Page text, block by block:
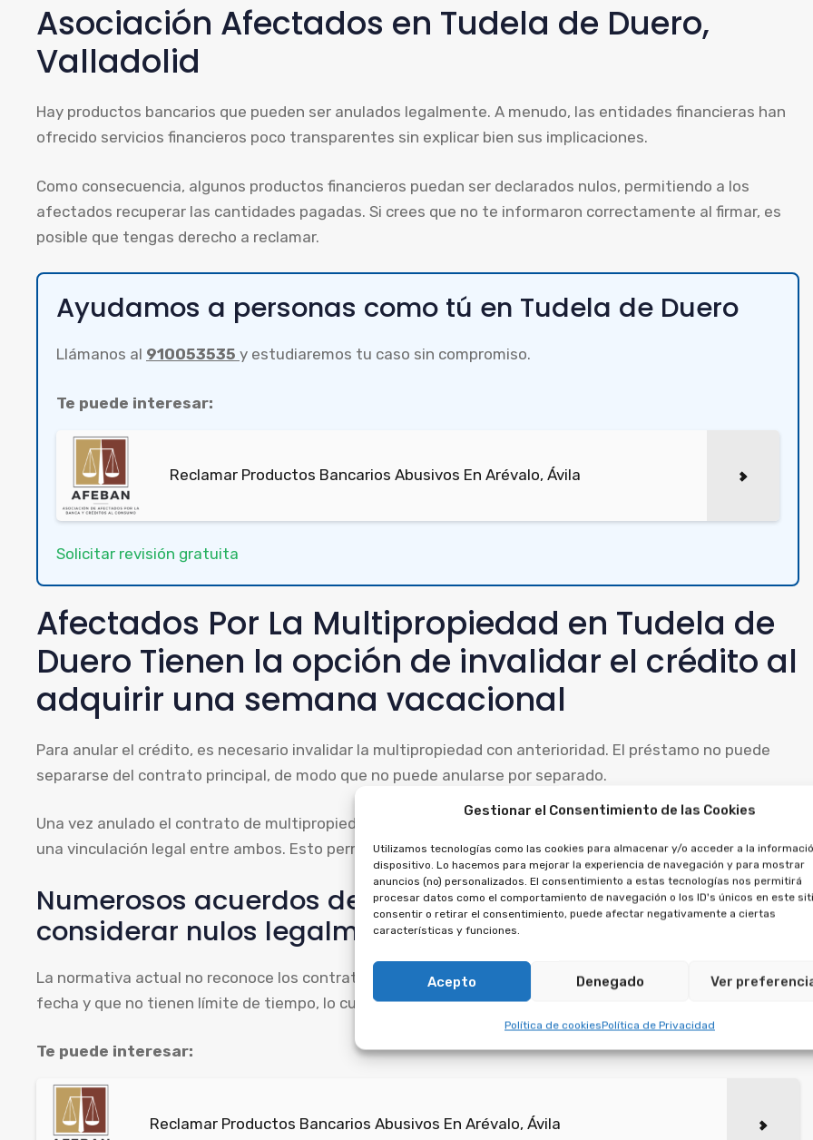
Gestionar el Consentimiento de las Cookies
Utilizamos tecnologías como las cookies para almacenar y/o acceder a la
dispositivo. Lo hacemos para mejorar la experiencia de navegación y para mostrar
anuncios (no) personalizados. El consentimiento a estas tecnologías nos permitirá
procesar datos como el comportamiento de navegación o los ID's únicos en este
consentir o retirar el consentimiento, puede afectar negativamente a ciertas
características y funciones.
Acepto Denegado Ver
Política de cookiesPolítica de Privacidad
Asociación Afectados en Tudela de Duero,
Valladolid
Hay productos bancarios que pueden ser anulados legalmente. A menudo, las entidades financieras han
ofrecido servicios financieros poco transparentes sin explicar bien sus implicaciones.
Como consecuencia, algunos productos financieros puedan ser declarados nulos, permitiendo a los
afectados recuperar las cantidades pagadas. Si crees que no te informaron correctamente al firmar, es
posible que tengas derecho a reclamar.
Ayudamos a personas como tú en Tudela de Duero
Llámanos al 910053535 y estudiaremos tu caso sin compromiso.
Te puede interesar:
Reclamar Productos Bancarios Abusivos En Arévalo, Ávila
Solicitar revisión gratuita
Afectados Por La Multipropiedad en Tudela de
Duero Tienen la opción de invalidar el crédito al
adquirir una semana vacacional
Para anular el crédito, es necesario invalidar la multipropiedad con anterioridad. El préstamo no puede
separarse del contrato principal, de modo que no puede anularse por separado.
Una vez anulado el contrato de multipropiedad, puedes pedir que se cancele el préstamo, porque existe
una vinculación legal entre ambos. Esto permite reclamar el dinero abonado, por ambos contratos.
Numerosos acuerdos de multipropiedad se pueden
considerar nulos legalmente.
La normativa actual no reconoce los contratos de multipropiedad que se firmaron después de dicha
fecha y que no tienen límite de tiempo, lo cual es contrario a derecho.
Te puede interesar:
Reclamar Productos Bancarios Abusivos En Arévalo, Ávila